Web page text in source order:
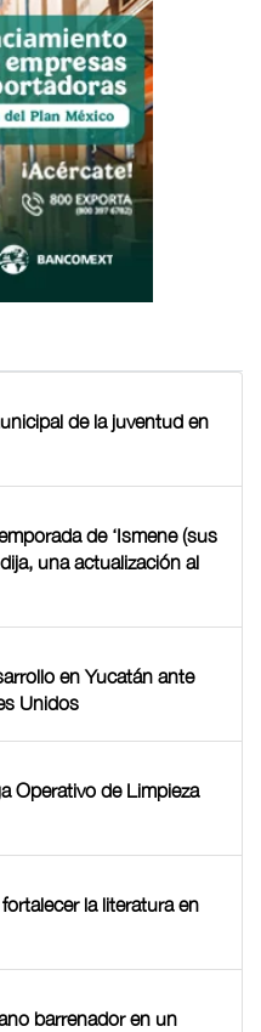
de la juventud en
de ‘Ismene (sus
una actualización al
en Yucatán ante
Unidos
Operativo de Limpieza
la literatura en
barrenador en un